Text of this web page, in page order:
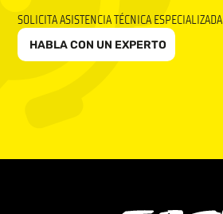
SOLICITA ASISTENCIA TÉCNICA ESPECIALIZADA
HABLA CON UN EXPERTO